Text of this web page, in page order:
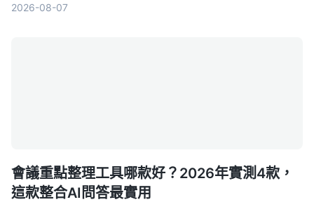
2026-08-07
會議重點整理工具哪款好？2026年實測4款，
這款整合AI問答最實用